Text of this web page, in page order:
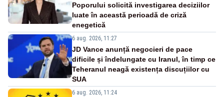
Poporului solicită investigarea deciziilor
luate în această perioadă de criză
enegetică
6 aug. 2026, 11:27
JD Vance anunță negocieri de pace
dificile și îndelungate cu Iranul, în timp ce
Teheranul neagă existența discuțiilor cu
SUA
6 aug. 2026, 11:24